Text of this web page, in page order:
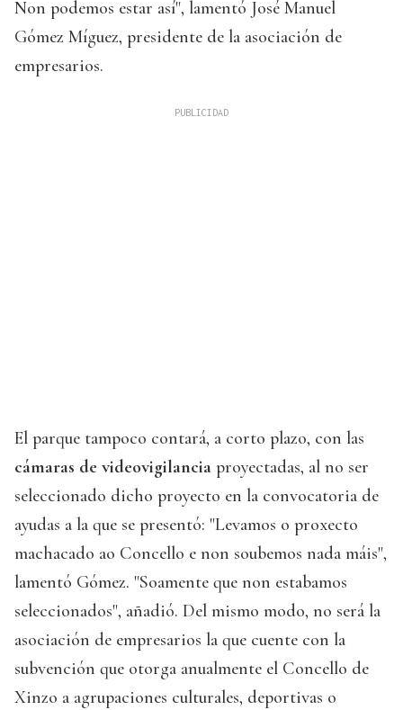
Non podemos estar así", lamentó José Manuel
Gómez Míguez, presidente de la asociación de
empresarios.
El parque tampoco contará, a corto plazo, con las
cámaras de videovigilancia proyectadas, al no ser
seleccionado dicho proyecto en la convocatoria de
ayudas a la que se presentó: "Levamos o proxecto
machacado ao Concello e non soubemos nada máis",
lamentó Gómez. "Soamente que non estabamos
seleccionados", añadió. Del mismo modo, no será la
asociación de empresarios la que cuente con la
subvención que otorga anualmente el Concello de
Xinzo a agrupaciones culturales, deportivas o